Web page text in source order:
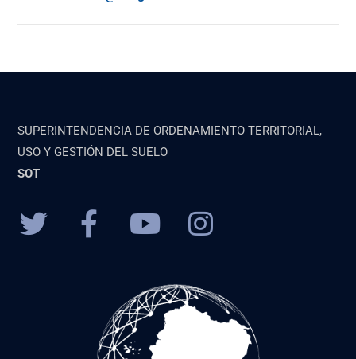
SUPERINTENDENCIA DE ORDENAMIENTO TERRITORIAL,
USO Y GESTIÓN DEL SUELO
SOT